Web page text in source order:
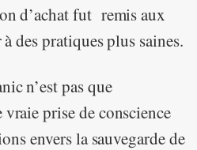
d’achat fut remis aux
des pratiques plus saines.
n’est pas que
prise de conscience
envers la sauvegarde de